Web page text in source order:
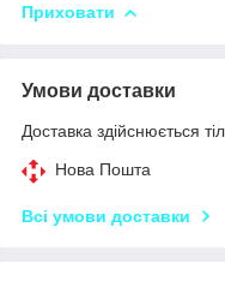
Приховати
Умови доставки
Доставка здійснюється
Нова Пошта
Всі умови доставки